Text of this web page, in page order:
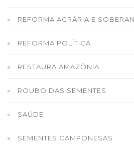
REFORMA AGRÁRIA E
REFORMA POLÍTICA
RESTAURA AMAZÔNIA
ROUBO DAS SEMENTES
SAÚDE
SEMENTES CAMPONESAS